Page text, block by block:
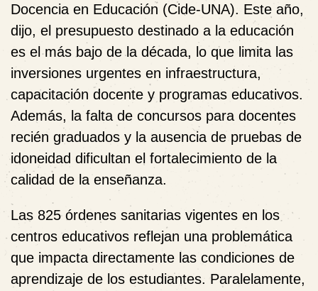
Docencia en Educación (Cide-UNA). Este año,
dijo, el presupuesto destinado a la educación
es el más bajo de la década, lo que limita las
inversiones urgentes en infraestructura,
capacitación docente y programas educativos.
Además, la falta de concursos para docentes
recién graduados y la ausencia de pruebas de
idoneidad dificultan el fortalecimiento de la
calidad de la enseñanza.
Las 825 órdenes sanitarias vigentes en los
centros educativos reflejan una problemática
que impacta directamente las condiciones de
aprendizaje de los estudiantes. Paralelamente,